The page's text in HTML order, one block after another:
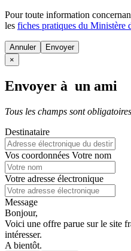
Pour toute information
les fiches pratiques du Ministère
Annuler
×
Envoyer à un ami
Tous les champs sont obligatoires
Destinataire
Vos coordonnées Votre nom
Votre adresse électronique
Message
Bonjour,
Voici une offre parue sur le site
intéresser.
A bientôt.